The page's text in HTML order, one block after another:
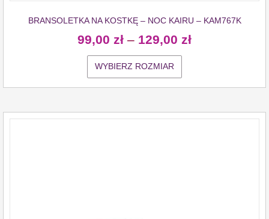
BRANSOLETKA NA KOSTKĘ – NOC KAIRU – KAM767K
99,00 zł – 129,00 zł
WYBIERZ ROZMIAR